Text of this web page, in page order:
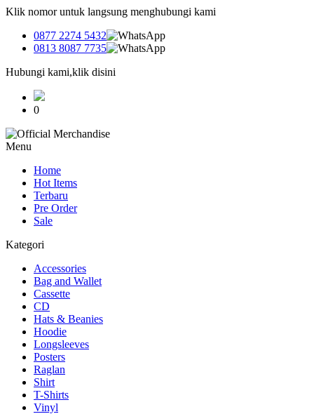
Klik nomor untuk langsung menghubungi kami
0877 2274 5432
0813 8087 7735
Hubungi kami,klik disini
0
Menu
Home
Hot Items
Terbaru
Pre Order
Sale
Kategori
Accessories
Bag and Wallet
Cassette
CD
Hats & Beanies
Hoodie
Longsleeves
Posters
Raglan
Shirt
T-Shirts
Vinyl